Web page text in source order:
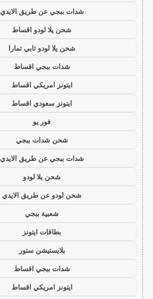
شدات ببجي عن طريق الايدي
شحن يلا لودو اقساط
شحن يلا لودو تابي تمارا
شدات ببجي اقساط
ايتونز امريكي اقساط
ايتونز سعودي اقساط
فور يو
شحن شدات ببجي
شدات ببجي عن طريق الايدي
شحن يلا لودو
شحن لودو عن طريق الايدي
شعبية ببجي
بطاقات ايتونز
بلايستيشن ستور
شدات ببجي اقساط
ايتونز امريكي اقساط